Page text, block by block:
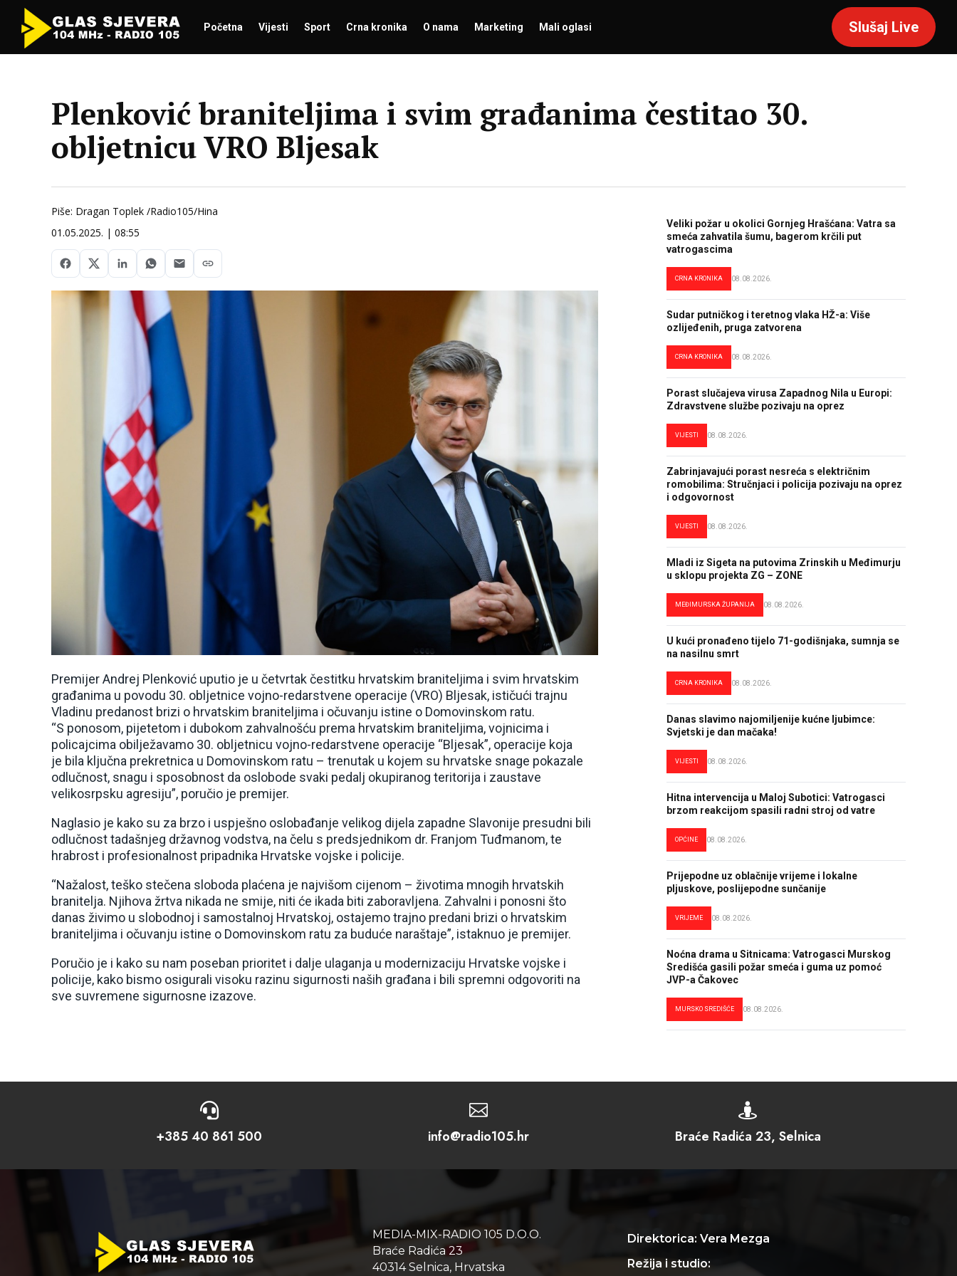
Početna Vijesti Sport Crna kronika O nama Marketing Mali oglasi Slušaj Live
Plenković braniteljima i svim građanima čestitao 30.
obljetnicu VRO Bljesak
Piše: Dragan Toplek /Radio105/Hina
01.05.2025. | 08:55
Premijer Andrej Plenković uputio je u četvrtak čestitku hrvatskim braniteljima i svim hrvatskim
građanima u povodu 30. obljetnice vojno-redarstvene operacije (VRO) Bljesak, ističući trajnu
Vladinu predanost brizi o hrvatskim braniteljima i očuvanju istine o Domovinskom ratu.
“S ponosom, pijetetom i dubokom zahvalnošću prema hrvatskim braniteljima, vojnicima i
policajcima obilježavamo 30. obljetnicu vojno-redarstvene operacije “Bljesak”, operacije koja
je bila ključna prekretnica u Domovinskom ratu – trenutak u kojem su hrvatske snage pokazale
odlučnost, snagu i sposobnost da oslobode svaki pedalj okupiranog teritorija i zaustave
velikosrpsku agresiju”, poručio je premijer.
Naglasio je kako su za brzo i uspješno oslobađanje velikog dijela zapadne Slavonije presudni bili
odlučnost tadašnjeg državnog vodstva, na čelu s predsjednikom dr. Franjom Tuđmanom, te
hrabrost i profesionalnost pripadnika Hrvatske vojske i policije.
“Nažalost, teško stečena sloboda plaćena je najvišom cijenom – životima mnogih hrvatskih
branitelja. Njihova žrtva nikada ne smije, niti će ikada biti zaboravljena. Zahvalni i ponosni što
danas živimo u slobodnoj i samostalnoj Hrvatskoj, ostajemo trajno predani brizi o hrvatskim
braniteljima i očuvanju istine o Domovinskom ratu za buduće naraštaje”, istaknuo je premijer.
Poručio je i kako su nam poseban prioritet i dalje ulaganja u modernizaciju Hrvatske vojske i
policije, kako bismo osigurali visoku razinu sigurnosti naših građana i bili spremni odgovoriti na
sve suvremene sigurnosne izazove.
Veliki požar u okolici Gornjeg Hrašćana: Vatra sa
smeća zahvatila šumu, bagerom krčili put
vatrogascima
CRNA KRONIKA 08.08.2026.
Sudar putničkog i teretnog vlaka HŽ-a: Više
ozlijeđenih, pruga zatvorena
CRNA KRONIKA 08.08.2026.
Porast slučajeva virusa Zapadnog Nila u Europi:
Zdravstvene službe pozivaju na oprez
VIJESTI 08.08.2026.
Zabrinjavajući porast nesreća s električnim
romobilima: Stručnjaci i policija pozivaju na oprez
i odgovornost
VIJESTI 08.08.2026.
Mladi iz Sigeta na putovima Zrinskih u Međimurju
u sklopu projekta ZG – ZONE
MEĐIMURSKA ŽUPANIJA 08.08.2026.
U kući pronađeno tijelo 71-godišnjaka, sumnja se
na nasilnu smrt
CRNA KRONIKA 08.08.2026.
Danas slavimo najomiljenije kućne ljubimce:
Svjetski je dan mačaka!
VIJESTI 08.08.2026.
Hitna intervencija u Maloj Subotici: Vatrogasci
brzom reakcijom spasili radni stroj od vatre
OPĆINE 08.08.2026.
Prijepodne uz oblačnije vrijeme i lokalne
pljuskove, poslijepodne sunčanije
VRIJEME 08.08.2026.
Noćna drama u Sitnicama: Vatrogasci Murskog
Središća gasili požar smeća i guma uz pomoć
JVP-a Čakovec
MURSKO SREDIŠĆE 08.08.2026.

+385 40 861 500

info@radio105.hr

Braće Radića 23, Selnica
MEDIA-MIX-RADIO 105 D.O.O.
Braće Radića 23
40314 Selnica, Hrvatska
Direktorica: Vera Mezga
Režija i studio: